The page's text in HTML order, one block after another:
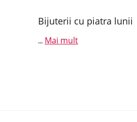
Bijuterii cu piatra lunii
... Mai mult